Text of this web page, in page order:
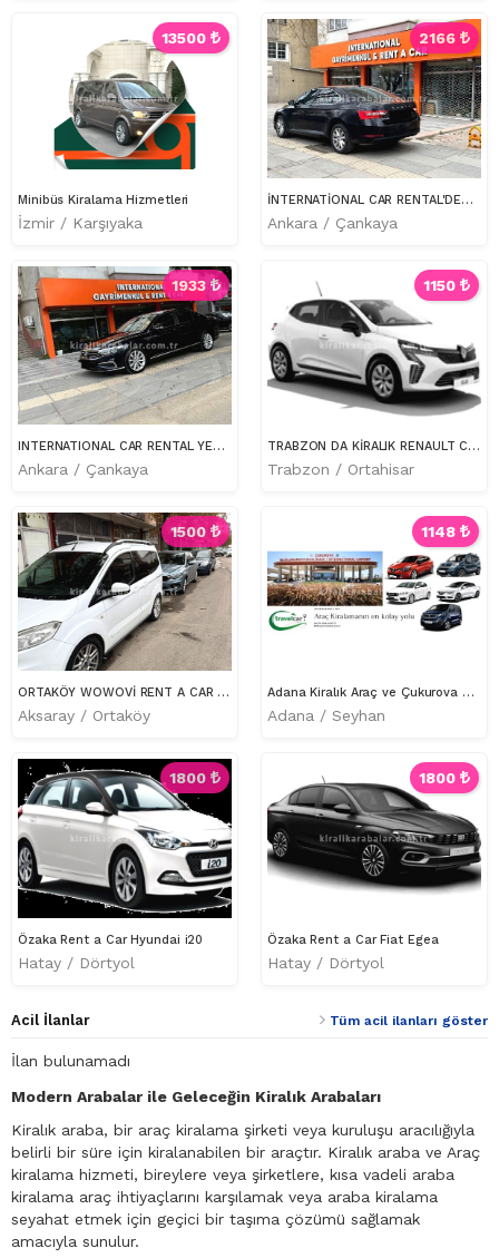
13500
Minibüs Kiralama Hizmetleri
İzmir / Karşıyaka
2166
İNTERNATİONAL CAR RENTAL'DEN YENİ KASA SUPERB
Ankara / Çankaya
1933
INTERNATIONAL CAR RENTAL YENİ KASA PASSAT
Ankara / Çankaya
1150
TRABZON DA KİRALIK RENAULT CLİO
Trabzon / Ortahisar
1500
ORTAKÖY WOWOVİ RENT A CAR OTO KİRALAMA
Aksaray / Ortaköy
1148
Adana Kiralık Araç ve Çukurova Havalimanında Hizmet Veriyoruz
Adana / Seyhan
1800
Özaka Rent a Car Hyundai i20
Hatay / Dörtyol
1800
Özaka Rent a Car Fiat Egea
Hatay / Dörtyol
Acil İlanlar Tüm acil ilanları göster
İlan bulunamadı
Modern Arabalar ile Geleceğin Kiralık Arabaları
Kiralık araba, bir araç kiralama şirketi veya kuruluşu aracılığıyla
belirli bir süre için kiralanabilen bir araçtır. Kiralık araba ve Araç
kiralama hizmeti, bireylere veya şirketlere, kısa vadeli araba
kiralama araç ihtiyaçlarını karşılamak veya araba kiralama
seyahat etmek için geçici bir taşıma çözümü sağlamak
amacıyla sunulur.